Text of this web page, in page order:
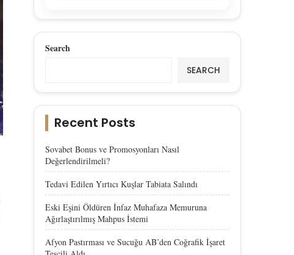
Search
SEARCH
Recent Posts
Sovabet Bonus ve Promosyonları Nasıl
Değerlendirilmeli?
Tedavi Edilen Yırtıcı Kuşlar Tabiata Salındı
Eski Eşini Öldüren İnfaz Muhafaza Memuruna
Ağırlaştırılmış Mahpus İstemi
Afyon Pastırması ve Sucuğu AB’den Coğrafik İşaret